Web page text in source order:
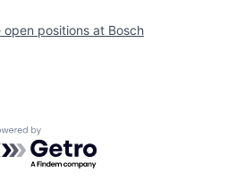
open positions at Bosch
by Getro.com